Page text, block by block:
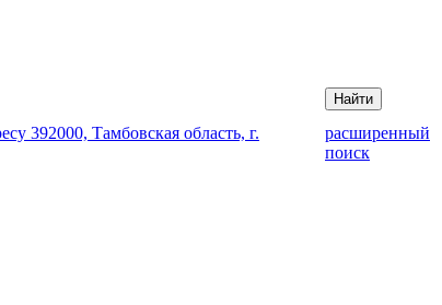
Найти
392000, Тамбовская область, г.
расширенный
поиск